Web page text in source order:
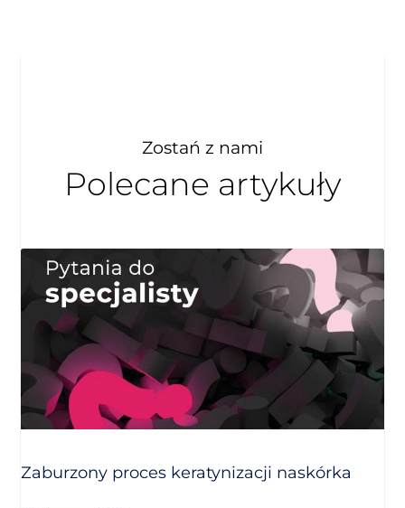
Zostań z nami
Polecane artykuły
Zaburzony proces keratynizacji naskórka